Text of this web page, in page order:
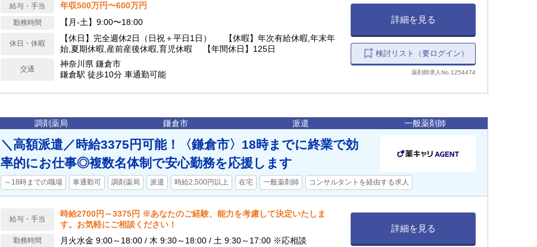
給与・手当 年収500万円〜600万円
勤務時間 【月‐土】9:00〜18:00
休日・休暇
【休日】完全週休2日（日祝＋平日1日） 【休暇】年次有給休暇,年末年
始,夏期休暇,産前産後休暇,育児休暇 【年間休日】125日
交通
神奈川県 鎌倉市
鎌倉駅 徒歩10分 車通勤可能
詳細を見る
検討リスト（要ログイン）
薬剤師求人No.1254474
調剤薬局 鎌倉市 派遣 一般薬剤師
＼高額派遣／時給3375円可能！〈鎌倉市〉18時までに終業で効
率的にお仕事◎複数名体制で安心勤務を応援します
～18時までの職場 車通勤可 調剤薬局 派遣 時給2,500円以上 在宅 一般薬剤師 コンサルタントを経由する求人
給与・手当
時給2700円～3375円 ※あなたのご経験、能力を考慮して決定いたしま
す。お気軽にご相談ください！
勤務時間 月火水金 9:00～18:00 / 木 9:30～18:00 / 土 9:30～17:00 ※応相談
詳細を見る